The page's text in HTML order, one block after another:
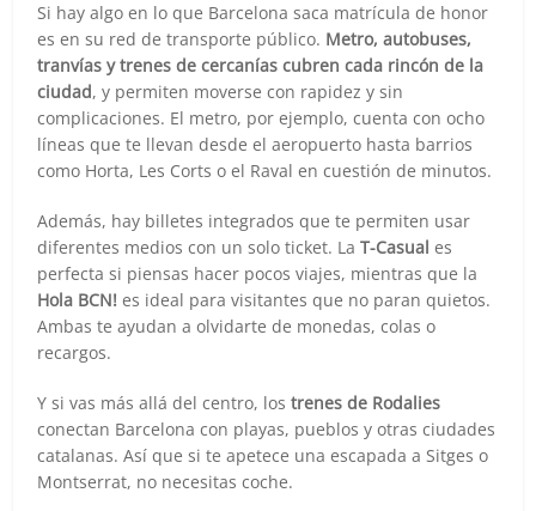
Si hay algo en lo que Barcelona saca matrícula de honor
es en su red de transporte público. Metro, autobuses,
tranvías y trenes de cercanías cubren cada rincón de la
ciudad, y permiten moverse con rapidez y sin
complicaciones. El metro, por ejemplo, cuenta con ocho
líneas que te llevan desde el aeropuerto hasta barrios
como Horta, Les Corts o el Raval en cuestión de minutos.
Además, hay billetes integrados que te permiten usar
diferentes medios con un solo ticket. LaT-Casual es
perfecta si piensas hacer pocos viajes, mientras que la
Hola BCN! es ideal para visitantes que no paran quietos.
Ambas te ayudan a olvidarte de monedas, colas o
recargos.
Y si vas más allá del centro, lostrenes de Rodalies
conectan Barcelona con playas, pueblos y otras ciudades
catalanas. Así que si te apetece una escapada a Sitges o
Montserrat, no necesitas coche.